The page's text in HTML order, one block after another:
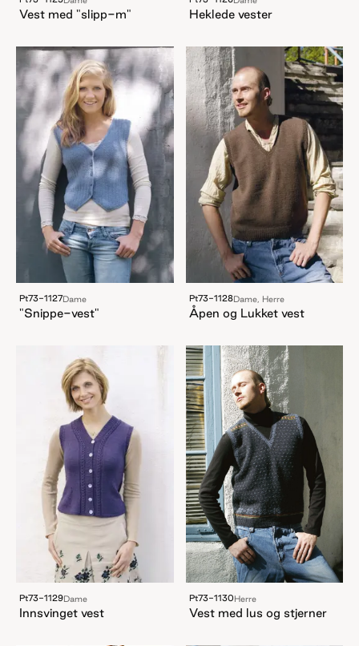
Vest med "slipp-m" Heklede vester
Pt73-1127Dame
"Snippe-vest"
Pt73-1128Dame, Herre
Åpen og Lukket vest
Pt73-1129Dame
Innsvinget vest
Pt73-1130Herre
Vest med lus og stjerner